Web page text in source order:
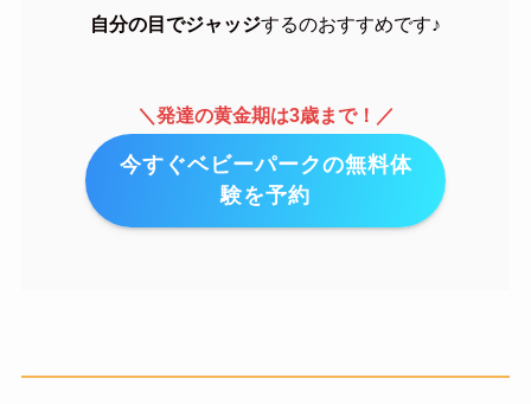
自分の目でジャッジするのおすすめです♪
＼発達の黄金期は3歳まで！／
今すぐベビーパークの無料体
験を予約